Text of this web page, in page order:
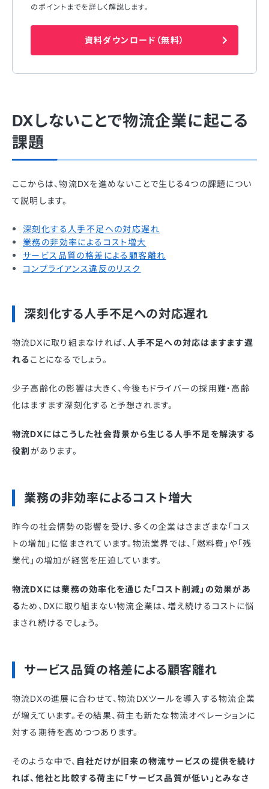
のポイントまでを詳しく解説します。
資料ダウンロード（無料）
DXしないことで物流企業に起こる
課題
ここからは、物流DXを進めないことで生じる4つの課題につい
て説明します。
深刻化する人手不足への対応遅れ
業務の非効率によるコスト増大
サービス品質の格差による顧客離れ
コンプライアンス違反のリスク
深刻化する人手不足への対応遅れ
物流DXに取り組まなければ、 人手不足への対応はますます遅
れることになるでしょう。
少子高齢化の影響は大きく、今後もドライバーの採用難・高齢
化はますます深刻化すると予想されます。
物流DXにはこうした社会背景から生じる人手不足を解決する
役割 があります。
業務の非効率によるコスト増大
昨今の社会情勢の影響を受け、多くの企業はさまざまな「コス
トの増加」に悩まされています。物流業界では、「燃料費」や「残
業代」の増加が経営を圧迫しています。
物流DXには業務の効率化を通じた「コスト削減」の効果があ
るため、DXに取り組まない物流企業は、増え続けるコストに悩
まされ続けるでしょう。
サービス品質の格差による顧客離れ
物流DXの進展に合わせて、物流DXツールを導入する物流企業
が増えています。その結果、荷主も新たな物流オペレーションに
対する期待を高めつつあります。
そのような中で、 自社だけが旧来の物流サービスの提供を続け
れば、他社と比較する荷主に「サービス品質が低い」とみなさ